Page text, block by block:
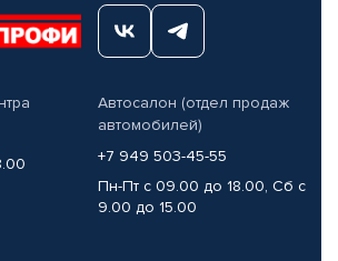
Автосалон (отдел продаж
автомобилей)
+7 949 503-45-55
Пн-Пт с 09.00 до 18.00, Сб с
9.00 до 15.00